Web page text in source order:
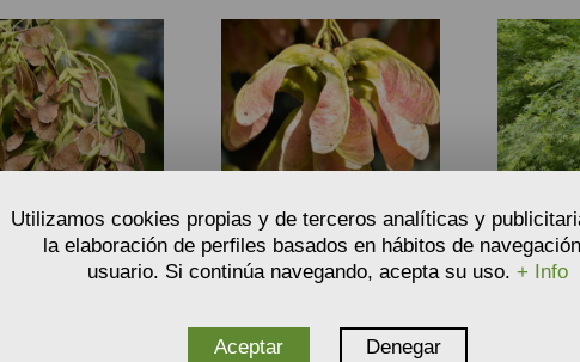
DE NEGUNDO -
ACTUALMENTE AGOTADO
SEMILLAS DE ACIRÓN -
Utilizamos cookies propias y de terceros analíticas y
la elaboración de perfiles basados en hábitos de
usuario. Si continúa navegando, acepta su uso. + Info
Aceptar Denegar